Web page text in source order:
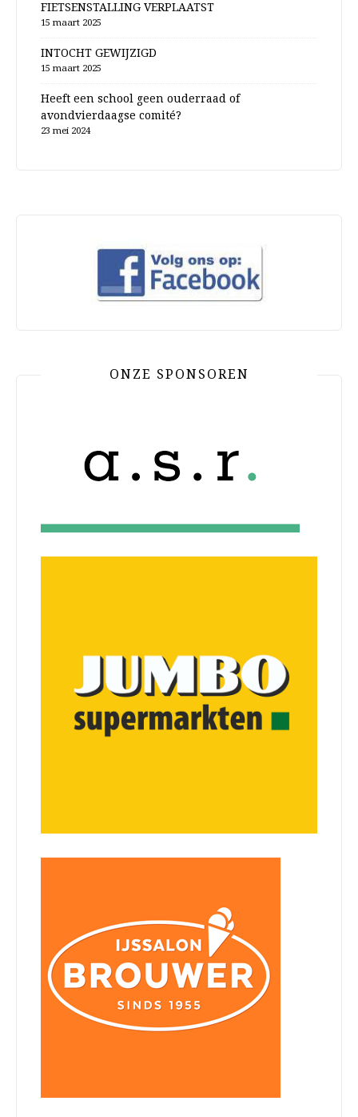
FIETSENSTALLING VERPLAATST
15 maart 2025
INTOCHT GEWIJZIGD
15 maart 2025
Heeft een school geen ouderraad of
avondvierdaagse comité?
23 mei 2024
ONZE SPONSOREN